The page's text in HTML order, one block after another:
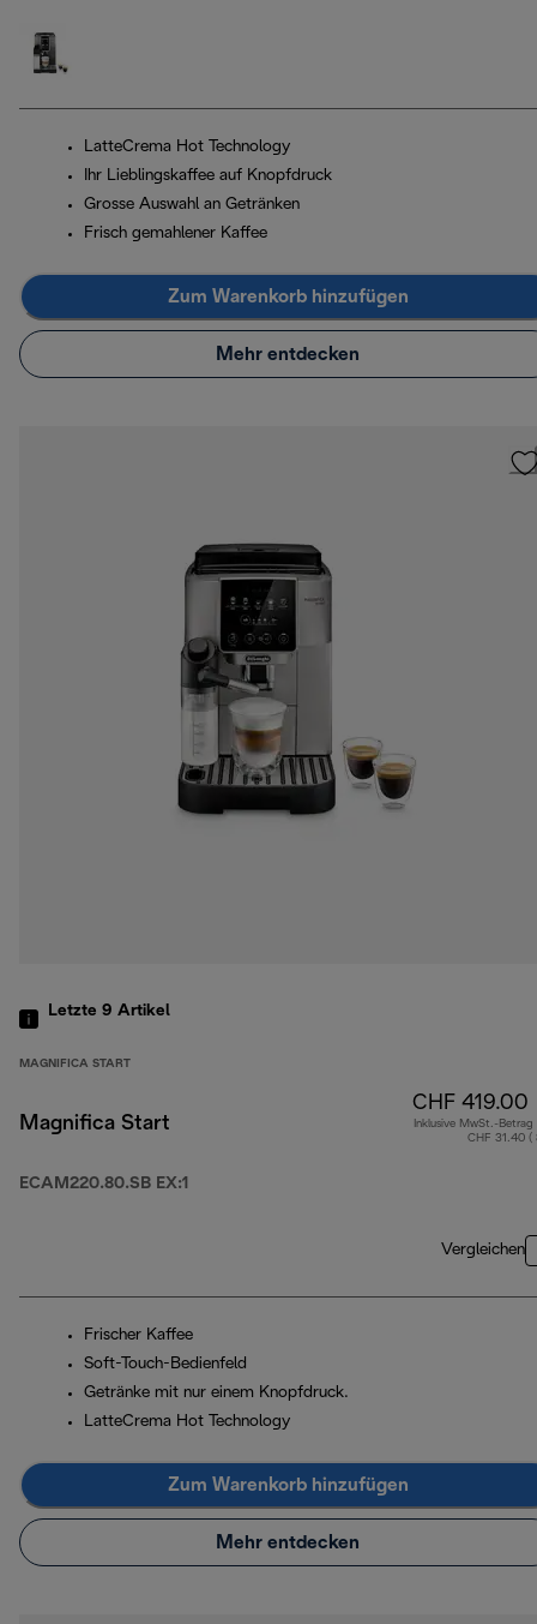
LatteCrema Hot Technology
Ihr Lieblingskaffee auf Knopfdruck
Grosse Auswahl an Getränken
Frisch gemahlener Kaffee
Zum Warenkorb hinzufügen
Mehr entdecken
Letzte 9 Artikel
MAGNIFICA START
Magnifica Start
ECAM220.80.SB EX:1
CHF 419.00
Inklusive MwSt.-Betrag
CHF 31.40 (
Vergleichen
Frischer Kaffee
Soft-Touch-Bedienfeld
Getränke mit nur einem Knopfdruck.
LatteCrema Hot Technology
Zum Warenkorb hinzufügen
Mehr entdecken